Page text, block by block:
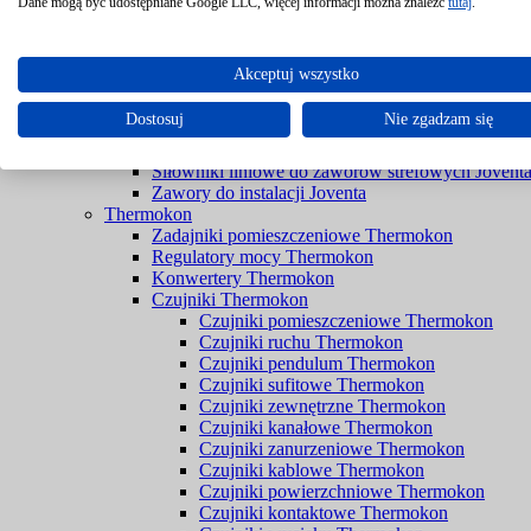
Siłowniki do przepustnic bez sprężyny powrotnej
Siłowniki do przepustnic ze sprężyną powrotną
Siłowniki do rozwiązań przeciwpożarowych
Siłowniki do zaworów bez spreżyny powrotnej
Siłowniki liniowe do zaworów strefowych Joventa
Zawory do instalacji Joventa
Thermokon
Zadajniki pomieszczeniowe Thermokon
Regulatory mocy Thermokon
Konwertery Thermokon
Czujniki Thermokon
Czujniki pomieszczeniowe Thermokon
Czujniki ruchu Thermokon
Czujniki pendulum Thermokon
Czujniki sufitowe Thermokon
Czujniki zewnętrzne Thermokon
Czujniki kanałowe Thermokon
Czujniki zanurzeniowe Thermokon
Czujniki kablowe Thermokon
Czujniki powierzchniowe Thermokon
Czujniki kontaktowe Thermokon
Akceptuj wszystko
Dostosuj Nie zgadzam się